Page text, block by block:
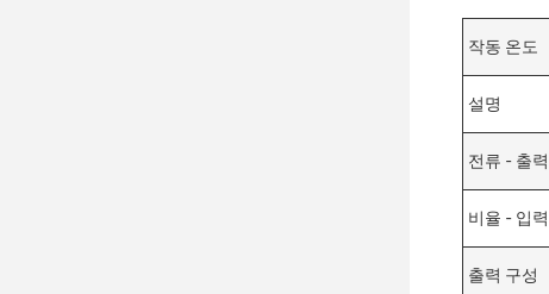
작동 온도
설명
전류 - 출
비율 - 입
출력 구성